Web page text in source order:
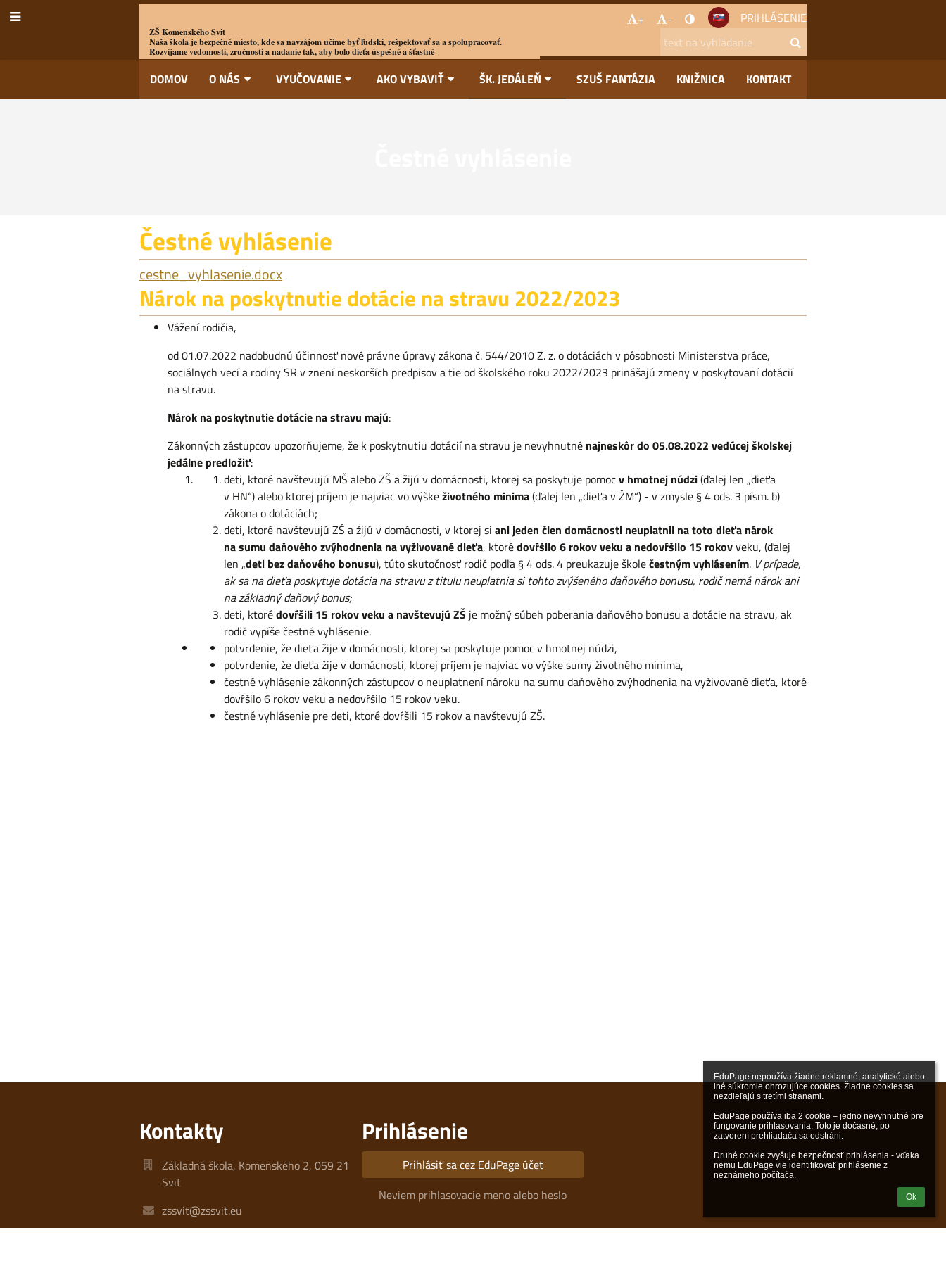
EduPage nepoužíva žiadne reklamné, analytické alebo
iné súkromie ohrozujúce cookies. Žiadne cookies sa
nezdieľajú s tretími stranami.
EduPage používa iba 2 cookie – jedno nevyhnutné pre
fungovanie prihlasovania. Toto je dočasné, po
zatvorení prehliadača sa odstráni.
Druhé cookie zvyšuje bezpečnosť prihlásenia - vďaka
nemu EduPage vie identifikovať prihlásenie z
neznámeho počítača.
Ok
ZŠ Komenského Svit
Naša škola je bezpečné miesto, kde sa navzájom učíme byť ľudskí, rešpektovať sa a spolupracovať.
Rozvíjame vedomosti, zručnosti a nadanie tak, aby bolo dieťa úspešné a šťastné
+ - PRIHLÁSENIE
DOMOV O NÁS VYUČOVANIE AKO VYBAVIŤ ŠK. JEDÁLEŇ SZUŠ FANTÁZIA KNIŽNICA KONTAKT
Čestné
vyhlásenie
Čestné vyhlásenie
cestne_vyhlasenie.docx
Nárok na poskytnutie dotácie na stravu 2022/2023
Vážení rodičia,
od 01.07.2022 nadobudnú účinnosť nové právne úpravy zákona č. 544/2010 Z. z. o dotáciách v pôsobnosti Ministerstva práce,
sociálnych vecí a rodiny SR v znení neskorších predpisov a tie od školského roku 2022/2023 prinášajú zmeny v poskytovaní dotácií
na stravu.
Nárok na poskytnutie dotácie na stravu majú:
Zákonných zástupcov upozorňujeme, že k poskytnutiu dotácií na stravu je nevyhnutné najneskôr do 05.08.2022 vedúcej školskej
jedálne predložiť:
deti, ktoré navštevujú MŠ alebo ZŠ a žijú v domácnosti, ktorej sa poskytuje pomocv hmotnej núdzi(ďalej len „dieťa
v HN“) alebo ktorej príjem je najviac vo výškeživotného minima(ďalej len „dieťa v ŽM“) - v zmysle § 4 ods. 3 písm. b)
zákona o dotáciách;
deti, ktoré navštevujú ZŠ a žijú v domácnosti, v ktorej si ani jeden člen domácnosti neuplatnil na toto dieťa nárok
na sumu daňového zvýhodnenia na vyživované dieťa, ktorédovŕšilo 6 rokov veku a nedovŕšilo 15 rokovveku, (ďalej
len „deti bez daňového bonusu), túto skutočnosť rodič podľa § 4 ods. 4 preukazuje školečestným vyhlásením. V prípade,
ak sa na dieťa poskytuje dotácia na stravu z titulu neuplatnia si tohto zvýšeného daňového bonusu, rodič nemá nárok ani
na základný daňový bonus;
deti, ktorédovŕšili 15 rokov veku a navštevujú ZŠ je možný súbeh poberania daňového bonusu a dotácie na stravu, ak
rodič vypíše čestné vyhlásenie.
potvrdenie, že dieťa žije v domácnosti, ktorej sa poskytuje pomoc v hmotnej núdzi,
potvrdenie, že dieťa žije v domácnosti, ktorej príjem je najviac vo výške sumy životného minima,
čestné vyhlásenie zákonných zástupcov o neuplatnení nároku na sumu daňového zvýhodnenia na vyživované dieťa, ktoré
dovŕšilo 6 rokov veku a nedovŕšilo 15 rokov veku.
čestné vyhlásenie pre deti, ktoré dovŕšili 15 rokov a navštevujú ZŠ.
Kontakty
Základná škola, Komenského 2, 059 21
Svit
zssvit@zssvit.eu
Prihlásenie
Prihlásiť sa cez EduPage účet
Neviem prihlasovacie meno alebo heslo